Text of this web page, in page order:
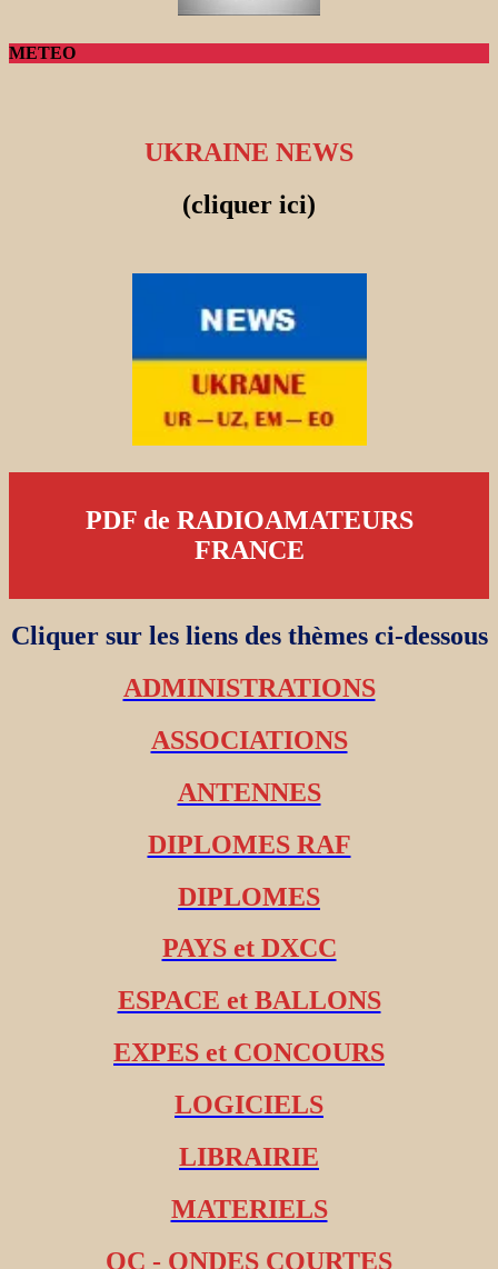
METEO
UKRAINE NEWS
(cliquer ici)
PDF de RADIOAMATEURS
FRANCE
Cliquer sur les liens des thèmes ci-dessous
ADMINISTRATIONS
ASSOCIATIONS
ANTENNES
DIPLOMES RAF
DIPLOMES
PAYS et DXCC
ESPACE et BALLONS
EXPES et CONCOURS
LOGICIELS
LIBRAIRIE
MATERIELS
OC - ONDES COURTES